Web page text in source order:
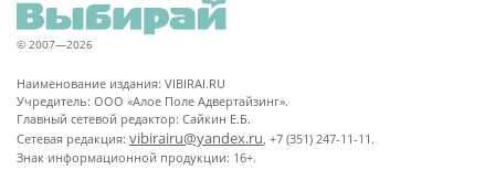
© 2007—2026
Наименование издания: VIBIRAI.RU
Учредитель: ООО «Алое Поле Адвертайзинг».
Главный сетевой редактор: Сайкин Е.Б.
Сетевая редакция: vibirairu@yandex.ru, +7 (351) 247-11-11.
Знак информационной продукции: 16+.